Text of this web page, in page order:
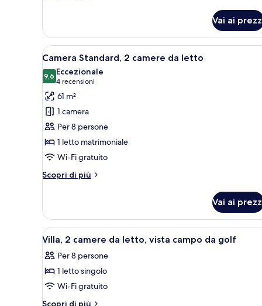
a
rotelle,
non
fumatori
(Communications
Accessible)
2
camere
da
letto,
accesso
sedia
a
rotelle,
non
fumatori
Accessible)
Vai ai
Apri
tutte
le
foto
per
Camera
Standard,
2
camere
da
Camera d'albergo con un
10
Camera Standard, 2 camere da letto
9,69,6 su 10
Eccezionale
4 recensioni
(4
recensioni)
61 m²
1 camera
Per 8 persone
1 letto matrimoniale
Wi-Fi gratuito
Scopri di più
Altri
Standard,
camere
letto
Vai ai
Apri
tutte
le
foto
per
Villa,
Un campo da golf con
8
Villa, 2 camere da letto, vista campo da golf
Per 8 persone
1 letto singolo
Wi-Fi gratuito
Scopri di più
Altri